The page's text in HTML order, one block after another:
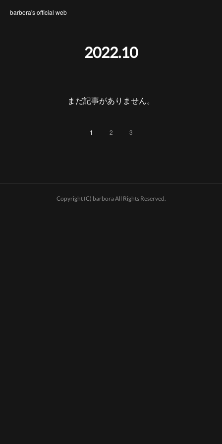
barbora's official web
2022.10
まだ記事がありません。
1 2 3
Copyright (C) barbora All Rights Reserved.